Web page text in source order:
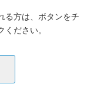
る方は、ボタンをチ
ださい。